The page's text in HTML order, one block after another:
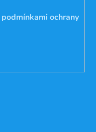
podmínkami ochrany